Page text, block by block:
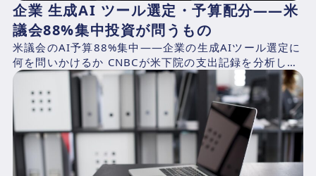
企業 生成AI ツール選定・予算配分——米
議会88%集中投資が問うもの
米議会のAI予算88%集中——企業の生成AIツール選定に
何を問いかけるか CNBCが米下院の支出記録を分析した
結果、2025年4月1日〜2026年3月31日の期...